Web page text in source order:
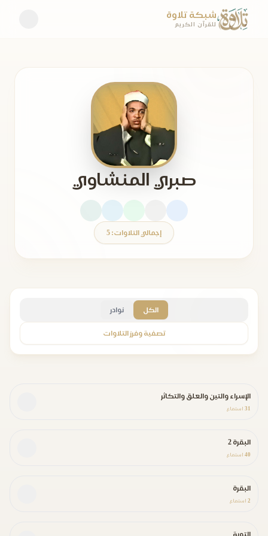
شبكة تلاوة
للقرآن الكريم
صبري المنشاوي
إجمالي التلاوات: 5
الكل نوادر
تصفية وفرز التلاوات
الإسراء والتين والعلق والتكاثر
31 استماع
البقرة 2
40 استماع
البقرة
2 استماع
التوبة